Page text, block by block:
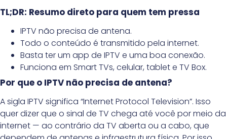
TL;DR: Resumo direto para quem tem pressa
IPTV não precisa de antena.
Todo o conteúdo é transmitido pela internet.
Basta ter um app de IPTV e uma boa conexão.
Funciona em Smart TVs, celular, tablet e TV Box.
Por que o IPTV não precisa de antena?
A sigla IPTV significa “Internet Protocol Television”. Isso
quer dizer que o sinal de TV chega até você por meio da
internet — ao contrário da TV aberta ou a cabo, que